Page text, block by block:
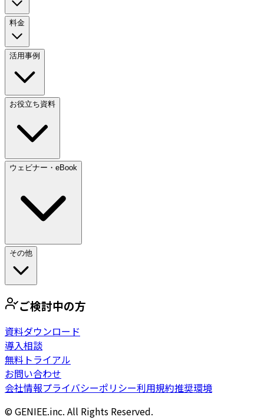
料金
活用事例
お役立ち資料
ウェビナー・eBook
その他
ご検討中の方
資料ダウンロード
導入相談
無料トライアル
お問い合わせ
会社情報プライバシーポリシー利用規約推奨環境
© GENIEE.inc. All Rights Reserved.